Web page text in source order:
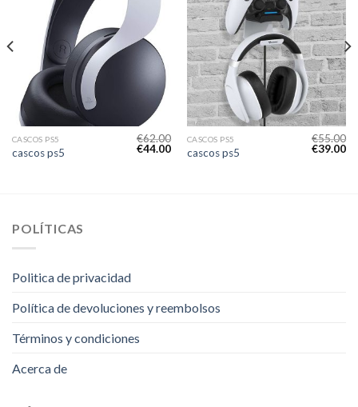
CASCOS PS5
cascos ps5
€62.00
€44.00
CASCOS PS5
cascos ps5
€55.00
€39.00
POLÍTICAS
Politica de privacidad
Política de devoluciones y reembolsos
Términos y condiciones
Acerca de